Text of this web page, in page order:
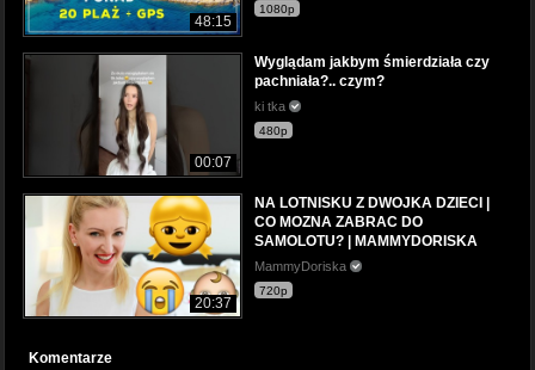
48:15
1080p
00:07
Wyglądam jakbym śmierdziała czy
pachniała?.. czym?
ki tka
480p
20:37
NA LOTNISKU Z DWOJKA DZIECI |
CO MOZNA ZABRAC DO
SAMOLOTU? | MAMMYDORISKA
MammyDoriska
720p
Komentarze